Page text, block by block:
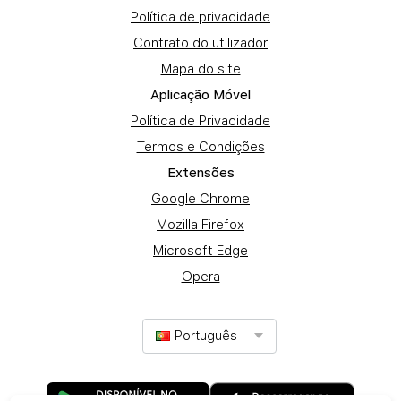
Política de privacidade
Contrato do utilizador
Mapa do site
Aplicação Móvel
Política de Privacidade
Termos e Condições
Extensões
Google Chrome
Mozilla Firefox
Microsoft Edge
Opera
Português